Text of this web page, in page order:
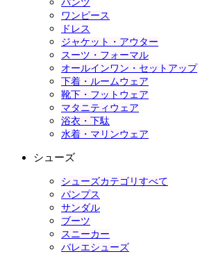
パンツ
ワンピース
ドレス
ジャケット・アウター
スーツ・フォーマル
オールインワン・セットアップ
下着・ルームウェア
靴下・フットウェア
マタニティウェア
浴衣・下駄
水着・マリンウェア
シューズ
シューズカテゴリすべて
パンプス
サンダル
ブーツ
スニーカー
バレエシューズ